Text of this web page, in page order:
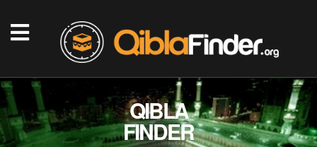
QIBLA
FINDER